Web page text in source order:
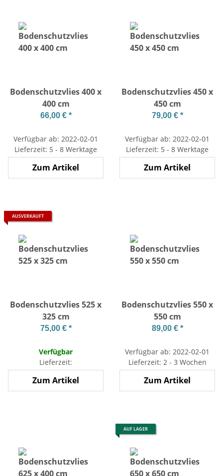
Bodenschutzvlies 400 x
400 cm
66,00 € *
Verfügbar ab: 2022-02-01
Lieferzeit: 5 - 8 Werktage
Zum Artikel
Bodenschutzvlies 450 x
450 cm
79,00 € *
Verfügbar ab: 2022-02-01
Lieferzeit: 5 - 8 Werktage
Zum Artikel
AUSVERKAUFT
Bodenschutzvlies 525 x
325 cm
75,00 € *
Verfügbar
Lieferzeit:
Zum Artikel
Bodenschutzvlies 550 x
550 cm
89,00 € *
Verfügbar ab: 2022-02-01
Lieferzeit: 2 - 3 Wochen
Zum Artikel
AUF LAGER